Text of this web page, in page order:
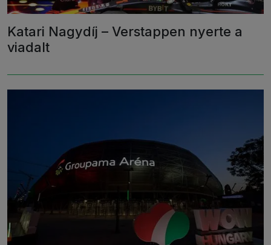
Katari Nagydíj – Verstappen nyerte a
viadalt